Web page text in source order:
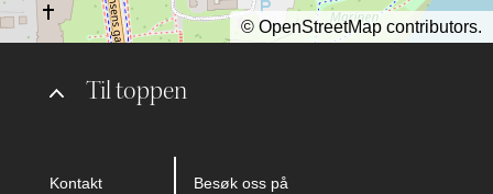
Til toppen
Kontakt Besøk oss på
© OpenStreetMap contributors.